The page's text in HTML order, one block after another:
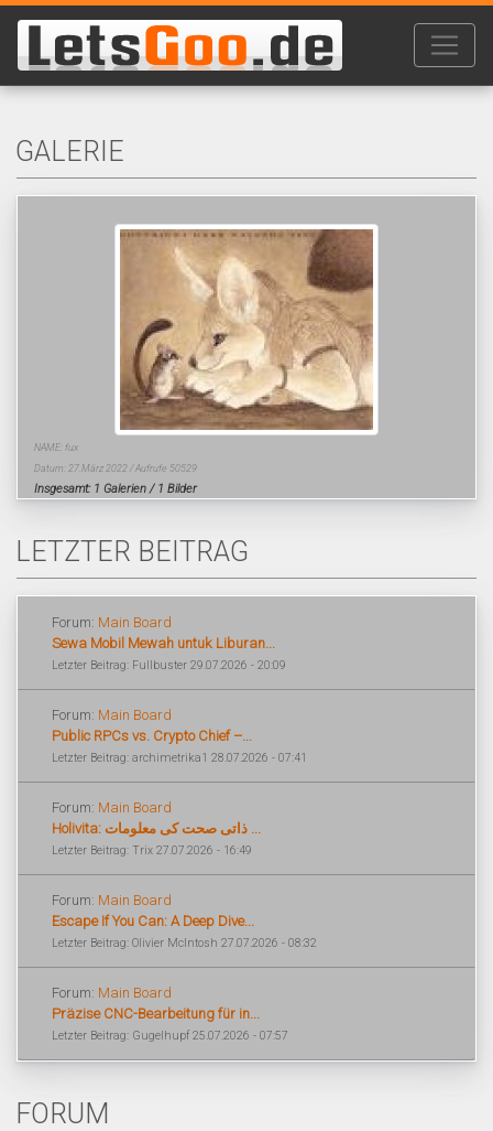
GALERIE
NAME: fux
Datum: 27.März 2022 / Aufrufe 50529
Insgesamt: 1 Galerien / 1 Bilder
LETZTER BEITRAG
Forum: Main Board
Sewa Mobil Mewah untuk Liburan...
Letzter Beitrag: Fullbuster 29.07.2026 - 20:09
Forum: Main Board
Public RPCs vs. Crypto Chief –...
Letzter Beitrag: archimetrika1 28.07.2026 - 07:41
Forum: Main Board
Holivita: ذاتی صحت کی معلومات ...
Letzter Beitrag: Trix 27.07.2026 - 16:49
Forum: Main Board
Escape If You Can: A Deep Dive...
Letzter Beitrag: Olivier McIntosh 27.07.2026 - 08:32
Forum: Main Board
Präzise CNC-Bearbeitung für in...
Letzter Beitrag: Gugelhupf 25.07.2026 - 07:57
FORUM